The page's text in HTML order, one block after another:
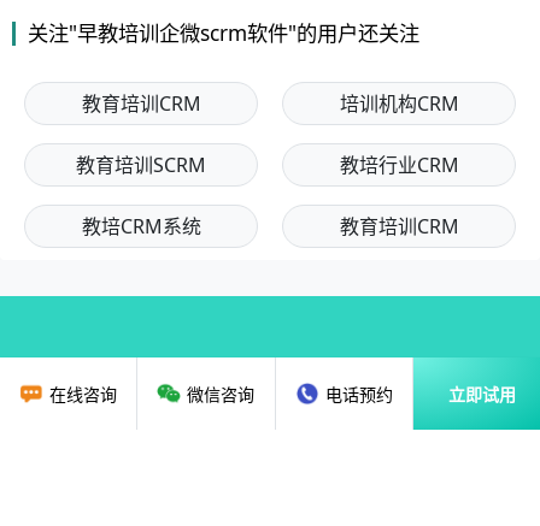
关注"早教培训企微scrm软件"的用户还关注
教育培训CRM 培训机构CRM
教育培训SCRM 教培行业CRM
教培CRM系统 教育培训CRM
在线咨询 微信咨询 电话预约 立即试用